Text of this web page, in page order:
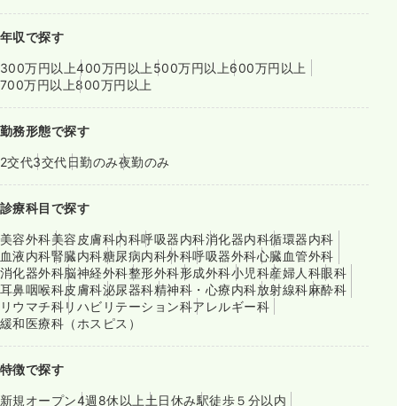
年収で探す
300万円以上400万円以上 500万円以上600万円以上
700万円以上800万円以上
勤務形態で探す
2交代3交代日勤のみ夜勤のみ
診療科目で探す
美容外科美容皮膚科内科呼吸器内科消化器内科循環器内科
血液内科腎臓内科糖尿病内科外科呼吸器外科心臓血管外科
消化器外科脳神経外科整形外科形成外科小児科産婦人科眼科
耳鼻咽喉科皮膚科泌尿器科精神科・心療内科放射線科麻酔科
リウマチ科リハビリテーション科アレルギー科
緩和医療科（ホスピス）
特徴で探す
新規オープン4週8休以上 土日休み駅徒歩５分以内